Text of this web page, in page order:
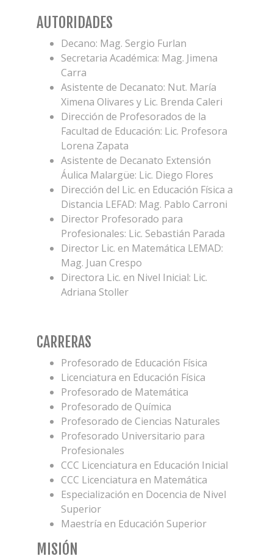
AUTORIDADES
Decano: Mag. Sergio Furlan
Secretaria Académica: Mag. Jimena
Carra
Asistente de Decanato: Nut. María
Ximena Olivares y Lic. Brenda Caleri
Dirección de Profesorados de la
Facultad de Educación: Lic. Profesora
Lorena Zapata
Asistente de Decanato Extensión
Áulica Malargüe: Lic. Diego Flores
Dirección del Lic. en Educación Física a
Distancia LEFAD: Mag. Pablo Carroni
Director Profesorado para
Profesionales: Lic. Sebastián Parada
Director Lic. en Matemática LEMAD:
Mag. Juan Crespo
Directora Lic. en Nivel Inicial: Lic.
Adriana Stoller
CARRERAS
Profesorado de Educación Física
Licenciatura en Educación Física
Profesorado de Matemática
Profesorado de Química
Profesorado de Ciencias Naturales
Profesorado Universitario para
Profesionales
CCC Licenciatura en Educación Inicial
CCC Licenciatura en Matemática
Especialización en Docencia de Nivel
Superior
Maestría en Educación Superior
MISIÓN